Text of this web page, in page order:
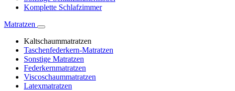
Komplette Schlafzimmer
Matratzen
Kaltschaummatratzen
Taschenfederkern-Matratzen
Sonstige Matratzen
Federkernmatratzen
Viscoschaummatratzen
Latexmatratzen